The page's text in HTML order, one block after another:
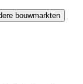
bouwmarkten